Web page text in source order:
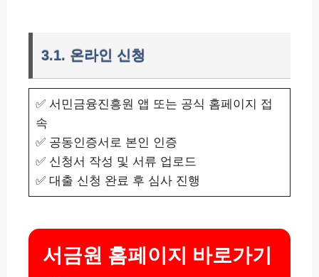
3.1. 온라인 신청
✅ 서민금융진흥원 앱 또는 공식 홈페이지 접
속
✅ 공동인증서로 본인 인증
✅ 신청서 작성 및 서류 업로드
✅ 대출 신청 완료 후 심사 진행
서금원 홈페이지 바로가기